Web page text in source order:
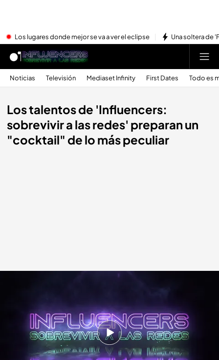
Los lugares donde mejor se va a ver el eclipse Una soltera de
Noticias Televisión Mediaset Infinity First Dates Todo es
Los talentos de 'Influencers:
sobrevivir a las redes' preparan un
"cocktail" de lo más peculiar
'Influencers: sobrevivir a las redes' preparando un "surviving cocktail".
Víctor Díaz Bustos
24 MAR 2023 - 13:25h.
'Influencers: sobrevivir a las redes' disponible,
en exclusiva, en Prime Video